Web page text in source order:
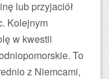
lub przyjaciół
Kolejnym
w kwestii
To
z Niemcami,